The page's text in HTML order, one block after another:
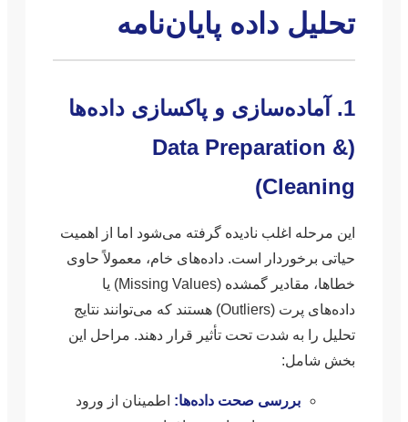
تحلیل داده پایان‌نامه
1. آماده‌سازی و پاکسازی داده‌ها
(Data Preparation &
Cleaning)
این مرحله اغلب نادیده گرفته می‌شود اما از اهمیت
حیاتی برخوردار است. داده‌های خام، معمولاً حاوی
خطاها، مقادیر گمشده (Missing Values) یا
داده‌های پرت (Outliers) هستند که می‌توانند نتایج
تحلیل را به شدت تحت تأثیر قرار دهند. مراحل این
بخش شامل:
بررسی صحت داده‌ها: اطمینان از ورود